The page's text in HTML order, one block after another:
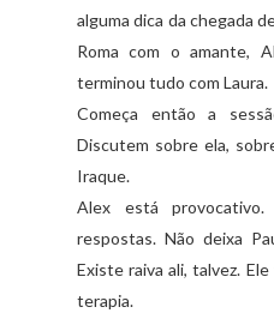
alguma dica da chegada
Roma com o amante,
terminou tudo com Laura.
Começa então a
Discutem sobre ela,
Iraque.
Alex está
respostas. Não deixa
Existe raiva ali, talvez.
terapia.